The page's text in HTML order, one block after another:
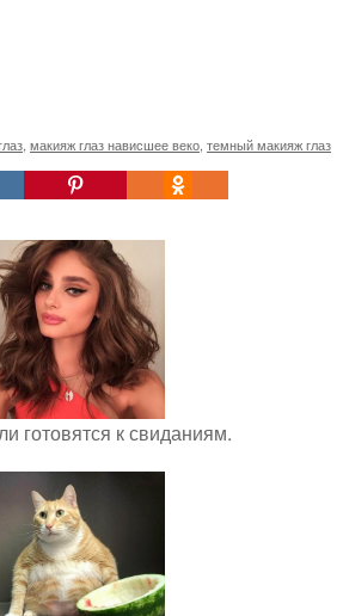
макияж глаз нависшее веко темный макияж глаз
готовятся к свиданиям.